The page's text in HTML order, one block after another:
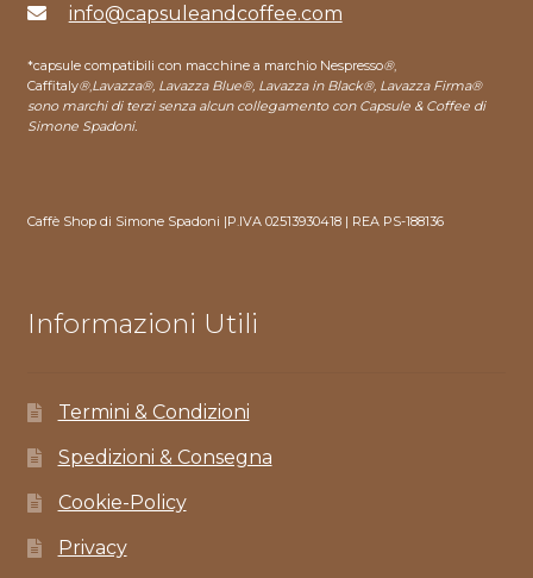
info@capsuleandcoffee.com
*capsule compatibili con macchine a marchio Nespresso®,
Caffitaly®,Lavazza®, Lavazza Blue®, Lavazza in Black®, Lavazza Firma®
sono marchi di terzi senza alcun collegamento con Capsule & Coffee di
Simone Spadoni.
Caffè Shop di Simone Spadoni |P.IVA 02513930418 | REA PS-188136
Informazioni Utili
Termini & Condizioni
Spedizioni & Consegna
Cookie-Policy
Privacy